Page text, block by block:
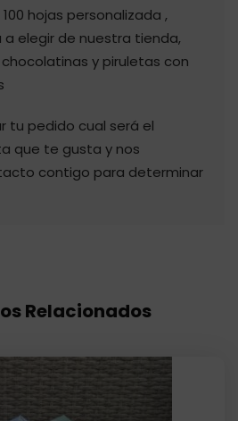
hojas personalizada ,
elegir de nuestra tienda,
y piruletas con
tu pedido cual será el
que te gusta y nos
contigo para determinar
Relacionados